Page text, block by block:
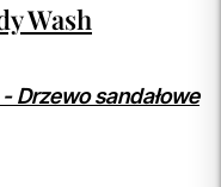
Wash
Drzewo sandałowe